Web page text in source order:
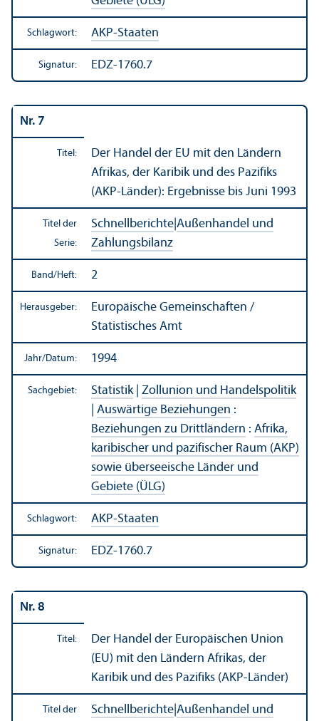
Schlagwort: AKP-Staaten
Signatur: EDZ-1760.7
Nr. 7
Titel:
Der Handel der EU mit den Ländern
Afrikas, der Karibik und des Pazifiks
(AKP-Länder): Ergebnisse bis Juni 1993
Titel der
Serie:
Schnellberichte Außen­handel und
Zahlungs­bilanz
Band/Heft: 2
Herausgeber:
Europäische Gemeinschaften /
Statistisches Amt
Jahr/Datum: 1994
Sachgebiet: Statistik| Zollunion und Handels­politik
Auswärtige Beziehungen :
Beziehungen zu Drittländern : Afrika,
karibischer und pazifischer Raum (AKP)
sowie überseeische Länder und
Gebiete (ÜLG)
Schlagwort: AKP-Staaten
Signatur: EDZ-1760.7
Nr. 8
Titel:
Der Handel der Europäischen Union
(EU) mit den Ländern Afrikas, der
Karibik und des Pazifiks (AKP-Länder)
Titel der
Schnellberichte Außen­handel und